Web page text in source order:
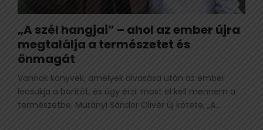
„A szél hangjai” – ahol az ember újra
megtalálja a természetet és
önmagát
Vannak könyvek, amelyek olvasása után az ember
lecsukja a borítót, és úgy érzi: most el kell mennem a
természetbe. Murányi Sándor Olivér új kötete, „A...